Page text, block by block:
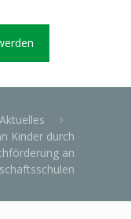
Aktuelles
Kinder durch
an